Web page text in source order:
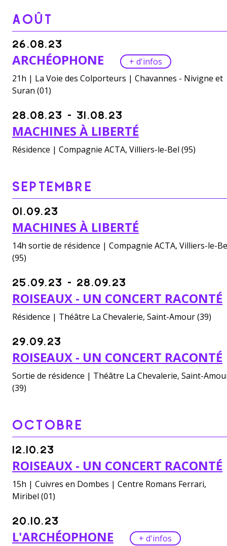
AOÛT
26.08.23
ARCHÉOPHONE
+ d'infos
21h | La Voie des Colporteurs | Chavannes - Nivigne et
Suran (01)
28.08.23 - 31.08.23
MACHINES À LIBERTÉ
Résidence | Compagnie ACTA, Villiers-le-Bel (95)
SEPTEMBRE
01.09.23
MACHINES À LIBERTÉ
14h sortie de résidence | Compagnie ACTA, Villiers-le-
(95)
25.09.23 - 28.09.23
ROISEAUX - UN CONCERT RACONTÉ
Résidence | Théâtre La Chevalerie, Saint-Amour (39)
29.09.23
ROISEAUX - UN CONCERT RACONTÉ
Sortie de résidence | Théâtre La Chevalerie, Saint-
(39)
OCTOBRE
12.10.23
ROISEAUX - UN CONCERT RACONTÉ
15h | Cuivres en Dombes | Centre Romans Ferrari,
Miribel (01)
20.10.23
L'ARCHÉOPHONE
+ d'infos